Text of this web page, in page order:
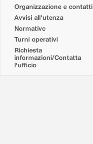
Organizzazione e contatti
Avvisi all'utenza
Normative
Turni operativi
Richiesta
informazioni/Contatta
l'ufficio